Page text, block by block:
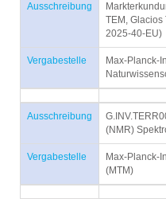
Ausschreibung
TEM, Glacios
2025-40-EU)
Vergabestelle
Max-Planck-
Ausschreibung
(NMR)
Vergabestelle
Max-Planck-
(MTM)